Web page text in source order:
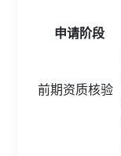
申请阶段
前期资质核验